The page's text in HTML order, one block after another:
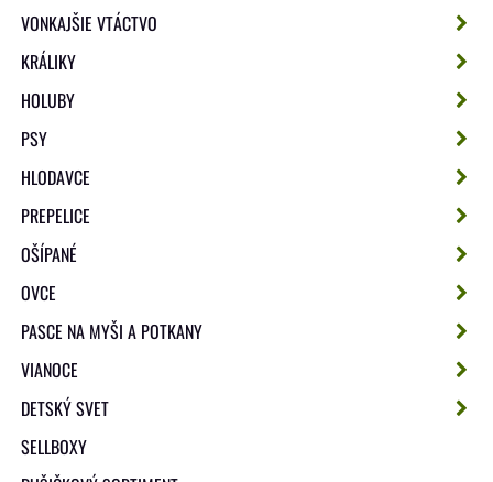
VONKAJŠIE VTÁCTVO
KRÁLIKY
HOLUBY
PSY
HLODAVCE
PREPELICE
OŠÍPANÉ
OVCE
PASCE NA MYŠI A POTKANY
VIANOCE
DETSKÝ SVET
SELLBOXY